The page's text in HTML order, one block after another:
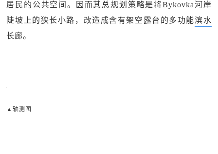
居民的公共空间。因而其总规划策略是将Bykovka河岸
陡坡上的狭长小路，改造成含有架空露台的多功能滨水
长廊。
▲轴测图